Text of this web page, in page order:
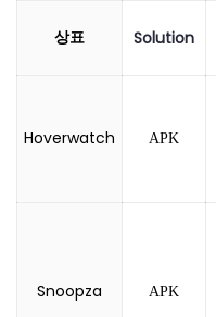
상표 Solution
Hoverwatch APK
Snoopza APK